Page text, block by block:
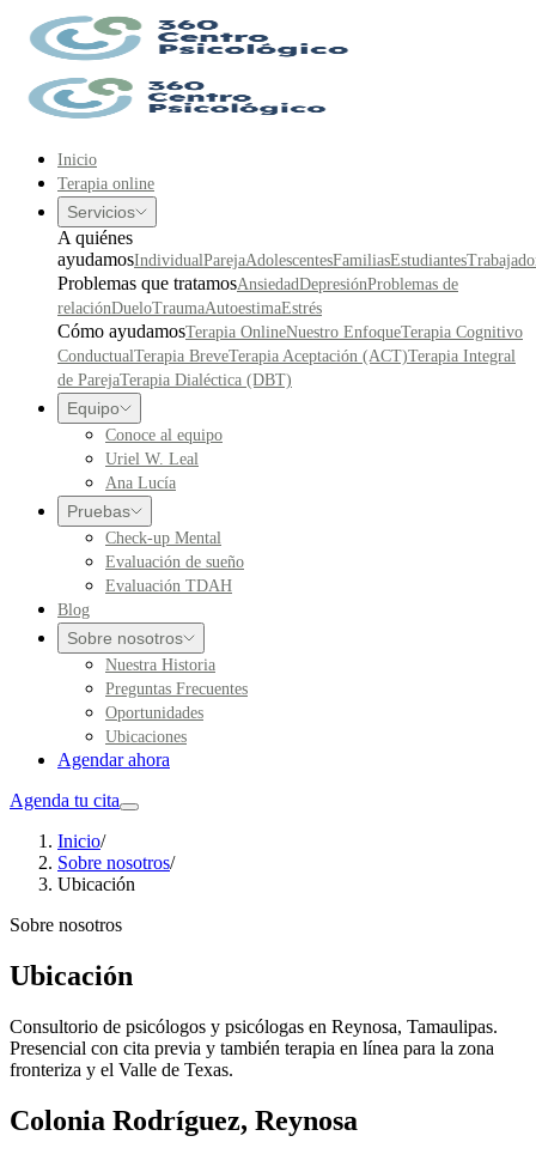
Inicio
Terapia online
Servicios
A quiénes
ayudamosIndividualParejaAdolescentesFamiliasEstudiantes
Problemas que tratamosAnsiedadDepresiónProblemas de
relaciónDueloTraumaAutoestimaEstrés
Cómo ayudamosTerapia OnlineNuestro EnfoqueTerapia Cognitivo
ConductualTerapia BreveTerapia Aceptación (ACT)Terapia Integral
de ParejaTerapia Dialéctica (DBT)
Equipo
Conoce al equipo
Uriel W. Leal
Ana Lucía
Pruebas
Check-up Mental
Evaluación de sueño
Evaluación TDAH
Blog
Sobre nosotros
Nuestra Historia
Preguntas Frecuentes
Oportunidades
Ubicaciones
Agendar ahora
Agenda tu cita
Inicio/
Sobre nosotros/
Ubicación
Sobre nosotros
Ubicación
Consultorio de psicólogos y psicólogas en Reynosa, Tamaulipas.
Presencial con cita previa y también terapia en línea para la zona
fronteriza y el Valle de Texas.
Colonia Rodríguez, Reynosa